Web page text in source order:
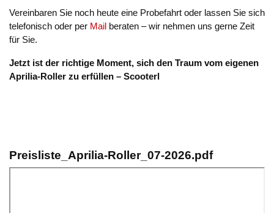
Vereinbaren Sie noch heute eine Probefahrt oder lassen Sie sich
telefonisch oder per Mail beraten – wir nehmen uns gerne Zeit
für Sie.
Jetzt ist der richtige Moment, sich den Traum vom eigenen
Aprilia-Roller zu erfüllen – Scooterl
Preisliste_Aprilia-Roller_07-2026.pdf